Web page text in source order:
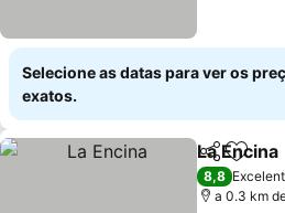
Selecione as datas para ver os
exatos.
Partilhar
La Encina
8,8
a 0.3 km